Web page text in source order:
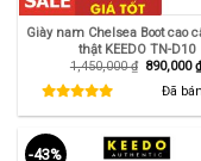
Giày nam Chelsea Boot cao
thật KEEDO TN-D10
1,450,000₫ Giá
890,000
Đã bán
-43%